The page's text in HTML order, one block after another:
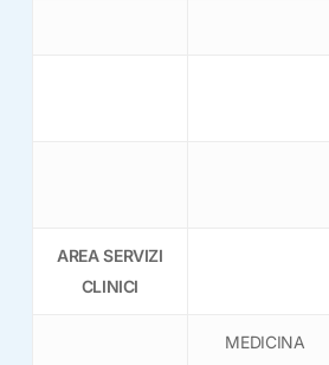
AREA SERVIZI
CLINICI
MEDICINA